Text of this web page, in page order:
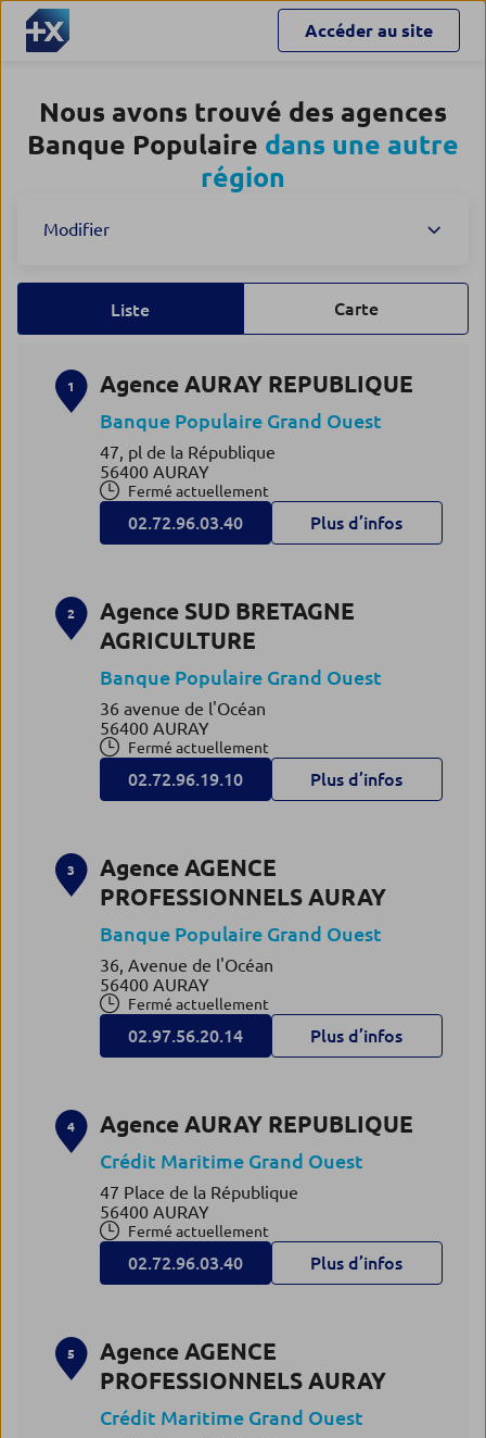
Accéder au site
Nous avons trouvé des agences
Banque Populaire dans une autre
région
Modifier
Liste Carte
1 Agence AURAY REPUBLIQUE
Banque Populaire Grand Ouest
47, pl de la République
56400 AURAY
Fermé actuellement
02.72.96.03.40 Plus d’infos
2
Agence SUD BRETAGNE
AGRICULTURE
Banque Populaire Grand Ouest
36 avenue de l'Océan
56400 AURAY
Fermé actuellement
02.72.96.19.10 Plus d’infos
3
Agence AGENCE
PROFESSIONNELS AURAY
Banque Populaire Grand Ouest
36, Avenue de l'Océan
56400 AURAY
Fermé actuellement
02.97.56.20.14 Plus d’infos
4 Agence AURAY REPUBLIQUE
Crédit Maritime Grand Ouest
47 Place de la République
56400 AURAY
Fermé actuellement
02.72.96.03.40 Plus d’infos
5
Agence AGENCE
PROFESSIONNELS AURAY
Crédit Maritime Grand Ouest